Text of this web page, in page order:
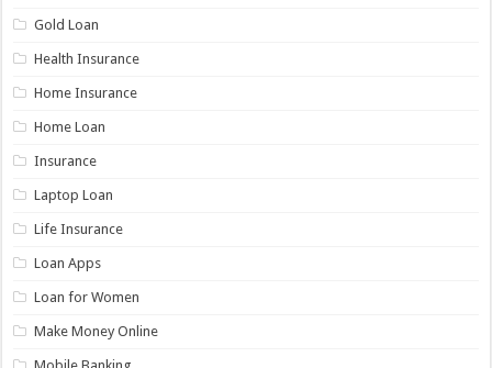
Gold Loan
Health Insurance
Home Insurance
Home Loan
Insurance
Laptop Loan
Life Insurance
Loan Apps
Loan for Women
Make Money Online